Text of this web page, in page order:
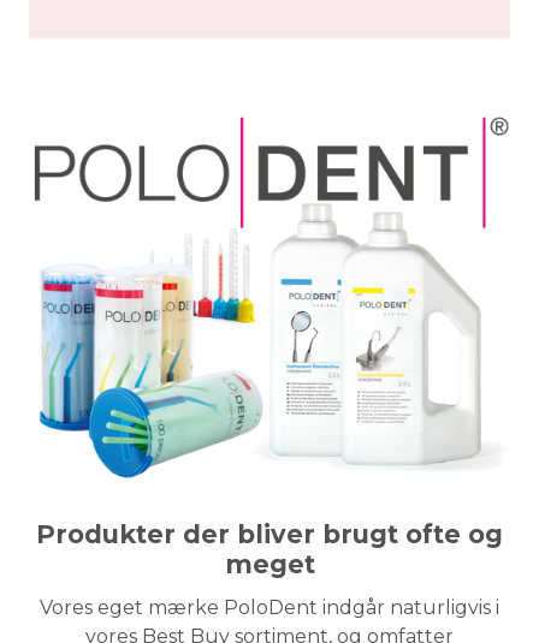
Produkter der bliver brugt ofte og
meget
Vores eget mærke PoloDent indgår naturligvis i
vores Best Buy sortiment, og omfatter